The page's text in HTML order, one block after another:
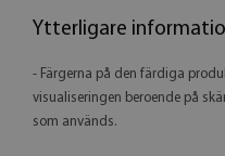
Ytterligare
- Färgerna på den färdiga
visualiseringen beroende på
som används.